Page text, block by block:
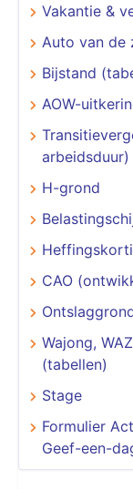
Vakantie &
Auto van de
Bijstand
AOW-
arbeidsduur)
H-grond
CAO
Wajong,
(tabellen)
Stage
Formulier
Geef-een-